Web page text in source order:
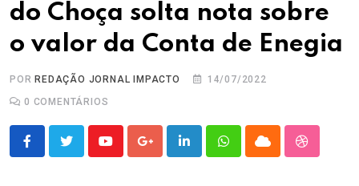
do Choça solta nota sobre
o valor da Conta de Enegia
POR REDAÇÃO JORNAL IMPACTO
14/07/2022
0 COMENTÁRIOS
YoutubeGoogle+LinkedInWhatsappCloud